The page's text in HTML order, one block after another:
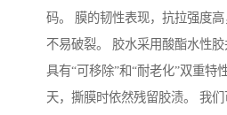
码。 膜的韧性表现，抗拉强度
不易破裂。 胶水采用酸酯水性
具有“可移除”和“耐老化”双重特
天，撕膜时依然残留胶渍。 我